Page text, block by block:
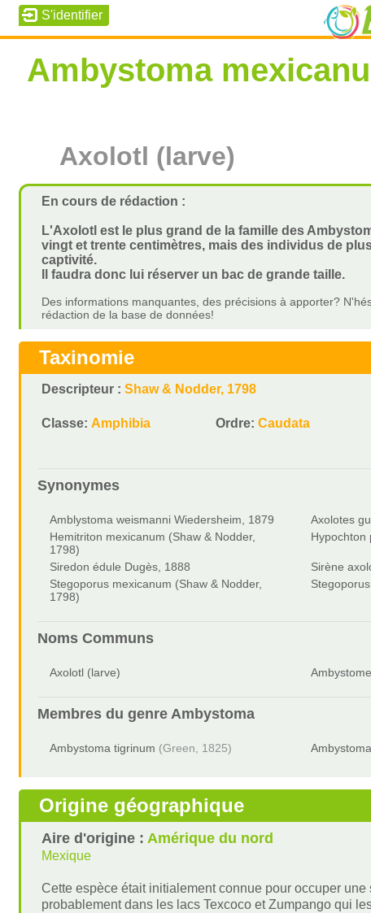
Ambystoma
Axolotl (larve)
En cours de rédaction :
L'Axolotl est le plus grand de la famille des
vingt et trente centimètres, mais des individus de
captivité.
Il faudra donc lui réserver un bac de grande taille.
Des informations manquantes, des précisions à apporter?
rédaction de la base de données!
Taxinomie
Descripteur :Shaw & Nodder, 1798
Classe:Amphibia Ordre:Caudata
Synonymes
Amblystoma weismanni Wiedersheim, 1879 Axolotes
Hemitriton mexicanum (Shaw & Nodder,
1798)
Hypochton
Siredon édule Dugès, 1888 Sirène
Stegoporus mexicanum (Shaw & Nodder,
1798)
Noms Communs
Axolotl (larve)
Membres du genreAmbystoma
Ambystoma tigrinum (Green, 1825)
Origine géographique
Aire d'origine :Amérique du nord
Mexique
Cette espèce était initialement connue pour occuper
probablement dans les lacs Texcoco et Zumpango qui